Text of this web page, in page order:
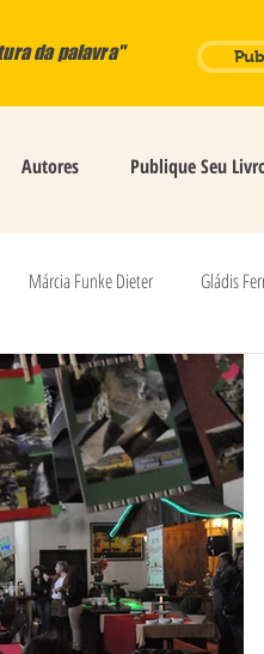
da palavra"
Autores Publique Seu
Márcia Funke Dieter Gládis
Ângela Maracheski Nishimura
Gládis Barcellos Nívia Rejane